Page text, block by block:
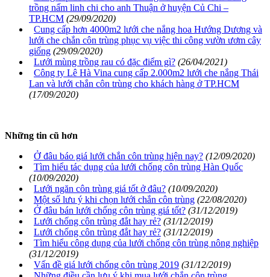
trồng nấm linh chi cho anh Thuận ở huyện Củ Chi –
TP.HCM (29/09/2020)
Cung cấp hơn 4000m2 lưới che nắng hoa Hướng Dương và
lưới che chắn côn trùng phục vụ việc thi công vườn ươm cây
giống (29/09/2020)
Lưới mùng trồng rau có đặc điểm gì? (26/04/2021)
Công ty Lê Hà Vina cung cấp 2.000m2 lưới che nắng Thái
Lan và lưới chắn côn trùng cho khách hàng ở TP.HCM
(17/09/2020)
Những tin cũ hơn
Ở đâu báo giá lưới chắn côn trùng hiện nay? (12/09/2020)
Tìm hiểu tác dụng của lưới chống côn trùng Hàn Quốc
(10/09/2020)
Lưới ngăn côn trùng giá tốt ở đâu? (10/09/2020)
Một số lưu ý khi chọn lưới chắn côn trùng (22/08/2020)
Ở đâu bán lưới chống côn trùng giá tốt? (31/12/2019)
Lưới chống côn trùng đắt hay rẻ? (31/12/2019)
Lưới chống côn trùng đắt hay rẻ? (31/12/2019)
Tìm hiểu công dụng của lưới chống côn trùng nông nghiệp
(31/12/2019)
Vấn đề giá lưới chống côn trùng 2019 (31/12/2019)